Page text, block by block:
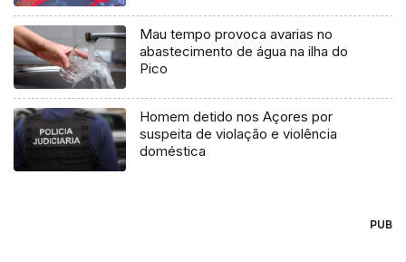
Mau tempo provoca avarias no
abastecimento de água na ilha do
Pico
Homem detido nos Açores por
suspeita de violação e violência
doméstica
PUB